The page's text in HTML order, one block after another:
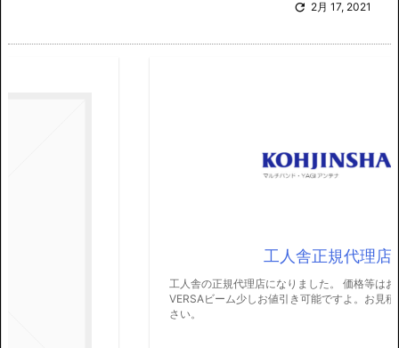
 2月 17, 2021
工人舎の正規代理店になりました。 価格等はお問合せください。
VERSAビーム少しお値引き可能ですよ。お見積りはお問合せくだ